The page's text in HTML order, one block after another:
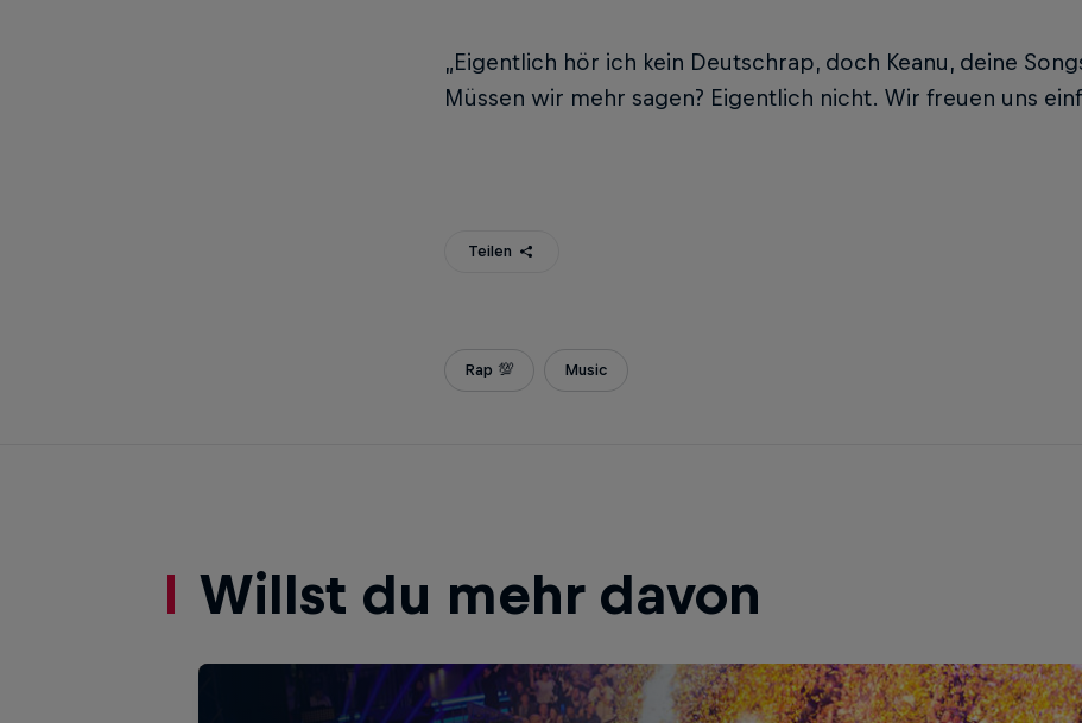
„Eigentlich hör ich kein Deutschrap, doch Keanu, deine
Müssen wir mehr sagen? Eigentlich nicht. Wir freuen uns
Teilen
Rap 💯 Music
Willst du mehr davon